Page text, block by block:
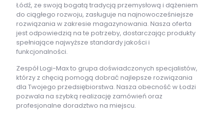
Łódź, ze swoją bogatą tradycją przemysłową i dążeniem
do ciągłego rozwoju, zasługuje na najnowocześniejsze
rozwiązania w zakresie magazynowania. Nasza oferta
jest odpowiedzią na te potrzeby, dostarczając produkty
spełniające najwyższe standardy jakości i
funkcjonalności.
Zespół Logi-Max to grupa doświadczonych specjalistów,
którzy z chęcią pomogą dobrać najlepsze rozwiązania
dla Twojego przedsiębiorstwa. Nasza obecność w Łodzi
pozwala na szybką realizację zamówień oraz
profesjonalne doradztwo na miejscu.